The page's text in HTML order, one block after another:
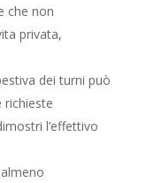
che non
privata,
dei turni può
richieste
l’effettivo